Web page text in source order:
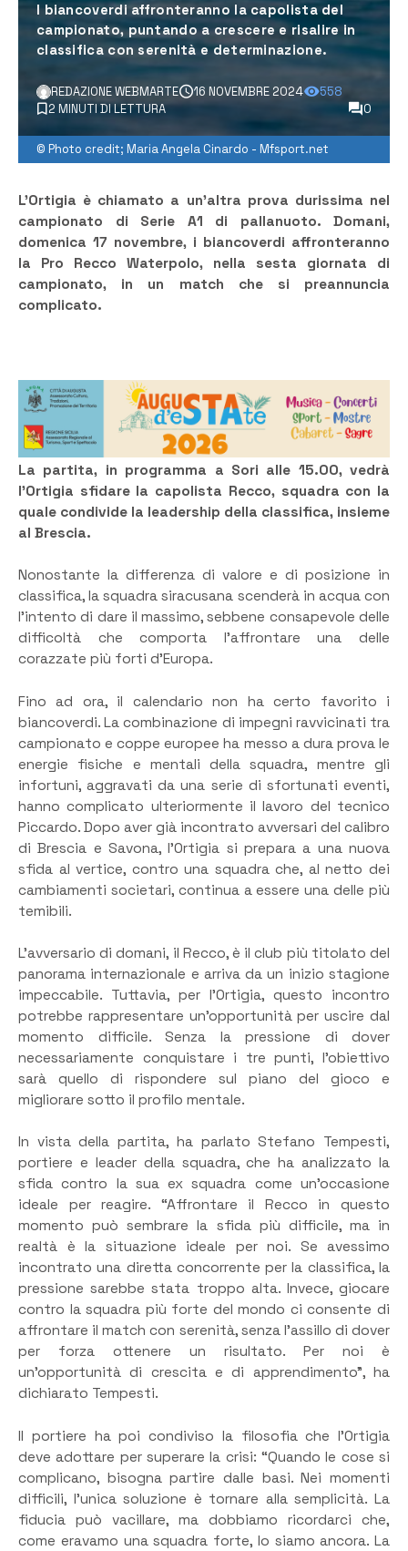
© Photo credit; Maria Angela Cinardo - Mfsport.net
I biancoverdi affronteranno la capolista del
campionato, puntando a crescere e risalire in
classifica con serenità e determinazione.
REDAZIONE WEBMARTE 16 NOVEMBRE 2024
558
2 MINUTI DI LETTURA
0
L’Ortigia è chiamato a un’altra prova durissima nel
campionato di Serie A1 di pallanuoto. Domani,
domenica 17 novembre, i biancoverdi affronteranno
la Pro Recco Waterpolo, nella sesta giornata di
campionato, in un match che si preannuncia
complicato.
La partita, in programma a Sori alle 15.00, vedrà
l’Ortigia sfidare la capolista Recco, squadra con la
quale condivide la leadership della classifica, insieme
al Brescia.
Nonostante la differenza di valore e di posizione in
classifica, la squadra siracusana scenderà in acqua con
l’intento di dare il massimo, sebbene consapevole delle
difficoltà che comporta l’affrontare una delle
corazzate più forti d’Europa.
Fino ad ora, il calendario non ha certo favorito i
biancoverdi. La combinazione di impegni ravvicinati tra
campionato e coppe europee ha messo a dura prova le
energie fisiche e mentali della squadra, mentre gli
infortuni, aggravati da una serie di sfortunati eventi,
hanno complicato ulteriormente il lavoro del tecnico
Piccardo. Dopo aver già incontrato avversari del calibro
di Brescia e Savona, l’Ortigia si prepara a una nuova
sfida al vertice, contro una squadra che, al netto dei
cambiamenti societari, continua a essere una delle più
temibili.
L’avversario di domani, il Recco, è il club più titolato del
panorama internazionale e arriva da un inizio stagione
impeccabile. Tuttavia, per l’Ortigia, questo incontro
potrebbe rappresentare un’opportunità per uscire dal
momento difficile. Senza la pressione di dover
necessariamente conquistare i tre punti, l’obiettivo
sarà quello di rispondere sul piano del gioco e
migliorare sotto il profilo mentale.
In vista della partita, ha parlato Stefano Tempesti,
portiere e leader della squadra, che ha analizzato la
sfida contro la sua ex squadra come un’occasione
ideale per reagire. “Affrontare il Recco in questo
momento può sembrare la sfida più difficile, ma in
realtà è la situazione ideale per noi. Se avessimo
incontrato una diretta concorrente per la classifica, la
pressione sarebbe stata troppo alta. Invece, giocare
contro la squadra più forte del mondo ci consente di
affrontare il match con serenità, senza l’assillo di dover
per forza ottenere un risultato. Per noi è
un’opportunità di crescita e di apprendimento”, ha
dichiarato Tempesti.
Il portiere ha poi condiviso la filosofia che l’Ortigia
deve adottare per superare la crisi: “Quando le cose si
complicano, bisogna partire dalle basi. Nei momenti
difficili, l’unica soluzione è tornare alla semplicità. La
fiducia può vacillare, ma dobbiamo ricordarci che,
come eravamo una squadra forte, lo siamo ancora. La